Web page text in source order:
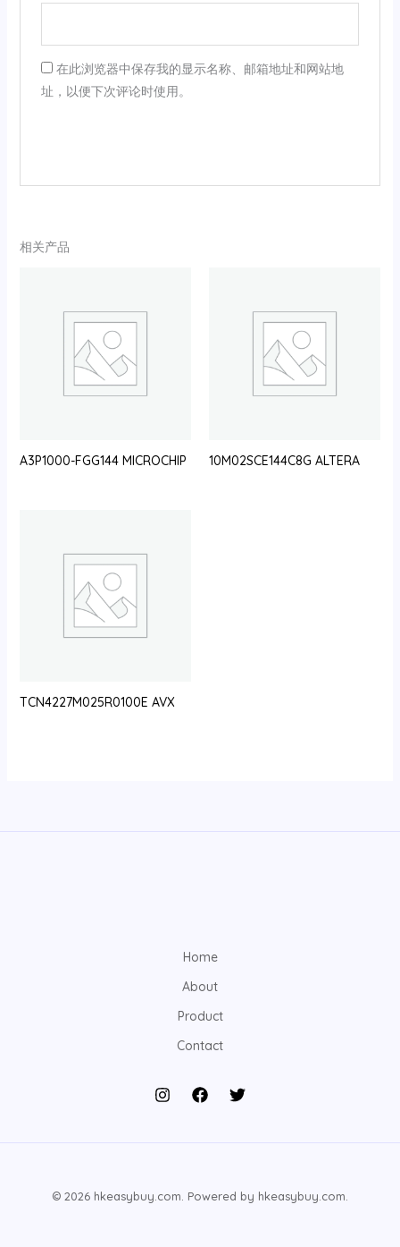
在此浏览器中保存我的显示名称、邮箱地址和网站地
址，以便下次评论时使用。
相关产品
A3P1000-FGG144 MICROCHIP 10M02SCE144C8G ALTERA
TCN4227M025R0100E AVX
Home
About
Product
Contact
© 2026 hkeasybuy.com. Powered by hkeasybuy.com.